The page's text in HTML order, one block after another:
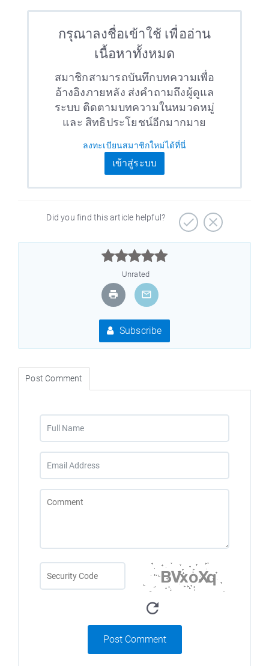
กรุณาลงชื่อเข้าใช้ เพื่ออ่าน
เนื้อหาทั้งหมด
สมาชิกสามารถบันทึกบทความเพื่อ
อ้างอิงภายหลัง ส่งคำถามถึงผู้ดูแล
ระบบ ติดตามบทความในหมวดหมู่
และ สิทธิประโยชน์อีกมากมาย
ลงทะเบียนสมาชิกใหม่ได้ที่นี่
เข้าสู่ระบบ
Did you find this article helpful?



Unrated
Subscribe
Post Comment
Post Comment